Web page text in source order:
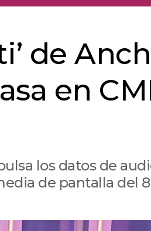
de
en
los datos de
de pantalla del